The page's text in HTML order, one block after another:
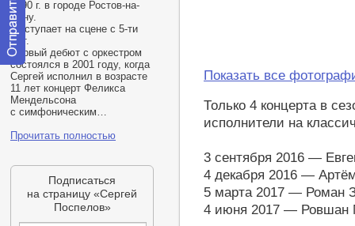
1990 г. в городе Ростов-на-
Дону.
Выступает на сцене с 5-ти
лет.
Первый дебют с оркестром
состоялся в 2001 году, когда
Сергей исполнил в возрасте
11 лет концерт Феликса
Мендельсона
с симфоническим…
Прочитать полностью
Подписаться
на страницу «Сергей
Поспелов»
Показать все
Только 4 концерта в
исполнители на
3 сентября 2016 —
4 декабря 2016 —
5 марта 2017 — Роман
4 июня 2017 — Ровшан
Отправить
сообщение
модератору